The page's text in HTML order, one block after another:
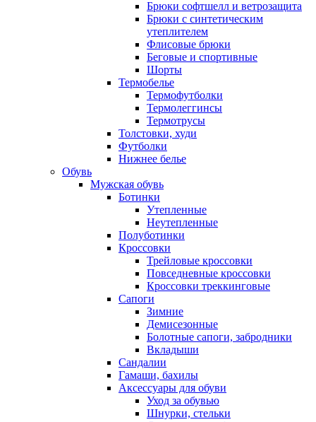
Брюки софтшелл и ветрозащита
Брюки с синтетическим
утеплителем
Флисовые брюки
Беговые и спортивные
Шорты
Термобелье
Термофутболки
Термолеггинсы
Термотрусы
Толстовки, худи
Футболки
Нижнее белье
Обувь
Мужская обувь
Ботинки
Утепленные
Неутепленные
Полуботинки
Кроссовки
Трейловые кроссовки
Повседневные кроссовки
Кроссовки треккинговые
Сапоги
Зимние
Демисезонные
Болотные сапоги, забродники
Вкладыши
Сандалии
Гамаши, бахилы
Аксессуары для обуви
Уход за обувью
Шнурки, стельки